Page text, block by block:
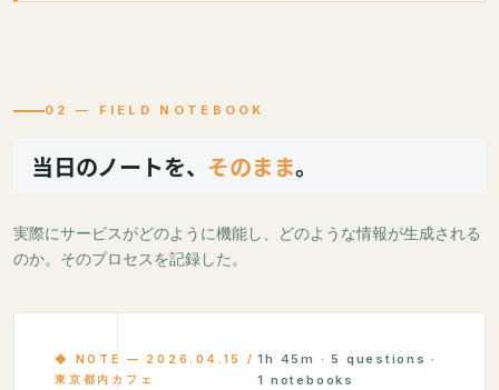
02 — FIELD NOTEBOOK
当日のノートを、 そのまま。
実際にサービスがどのように機能し、どのような情報が生成される
のか。そのプロセスを記録した。
◆ NOTE — 2026.04.15 /
東京都内カフェ
1h 45m · 5 questions ·
1 notebooks